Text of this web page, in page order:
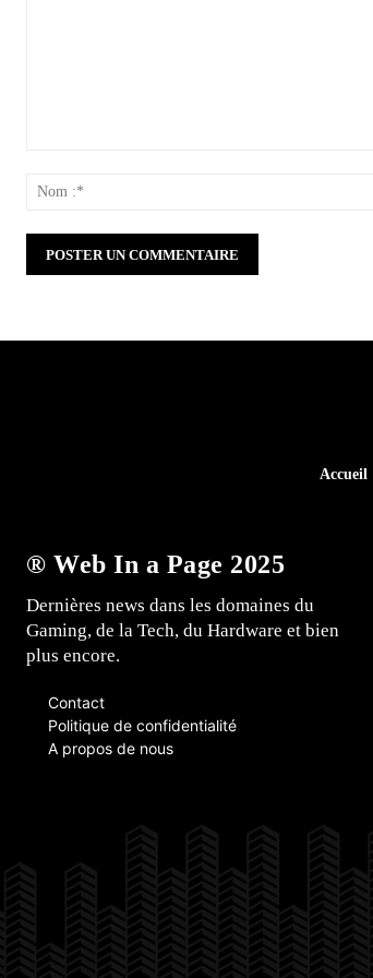
Accueil
® Web In a Page 2025
Dernières news dans les domaines du
Gaming, de la Tech, du Hardware et bien
plus encore.
Contact
Politique de confidentialité
A propos de nous